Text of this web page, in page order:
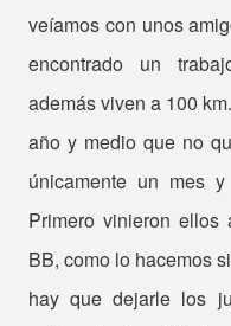
veíamos con unos
encontrado un
además viven a 100
año y medio que no
únicamente un mes
Primero vinieron ellos
BB, como lo hacemos
hay que dejarle los